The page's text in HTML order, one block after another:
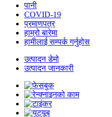
पानी
COVID-19
प्रमाणपत्र
हाम्रो बारेमा
हामीलाई सम्पर्क गर्नुहोस
उत्पादन डेमो
उत्पादन जानकारी